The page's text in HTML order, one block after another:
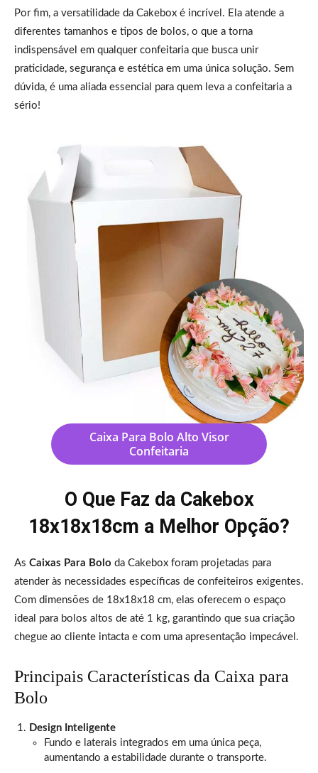
Por fim, a versatilidade da Cakebox é incrível. Ela atende a
diferentes tamanhos e tipos de bolos, o que a torna
indispensável em qualquer confeitaria que busca unir
praticidade, segurança e estética em uma única solução. Sem
dúvida, é uma aliada essencial para quem leva a confeitaria a
sério!
Caixa Para Bolo Alto Visor
Confeitaria
O Que Faz da Cakebox
18x18x18cm a Melhor Opção?
As Caixas Para Bolo da Cakebox foram projetadas para
atender às necessidades específicas de confeiteiros exigentes.
Com dimensões de 18x18x18 cm, elas oferecem o espaço
ideal para bolos altos de até 1 kg, garantindo que sua criação
chegue ao cliente intacta e com uma apresentação impecável.
Principais Características da Caixa para
Bolo
Design Inteligente
Fundo e laterais integrados em uma única peça,
aumentando a estabilidade durante o transporte.